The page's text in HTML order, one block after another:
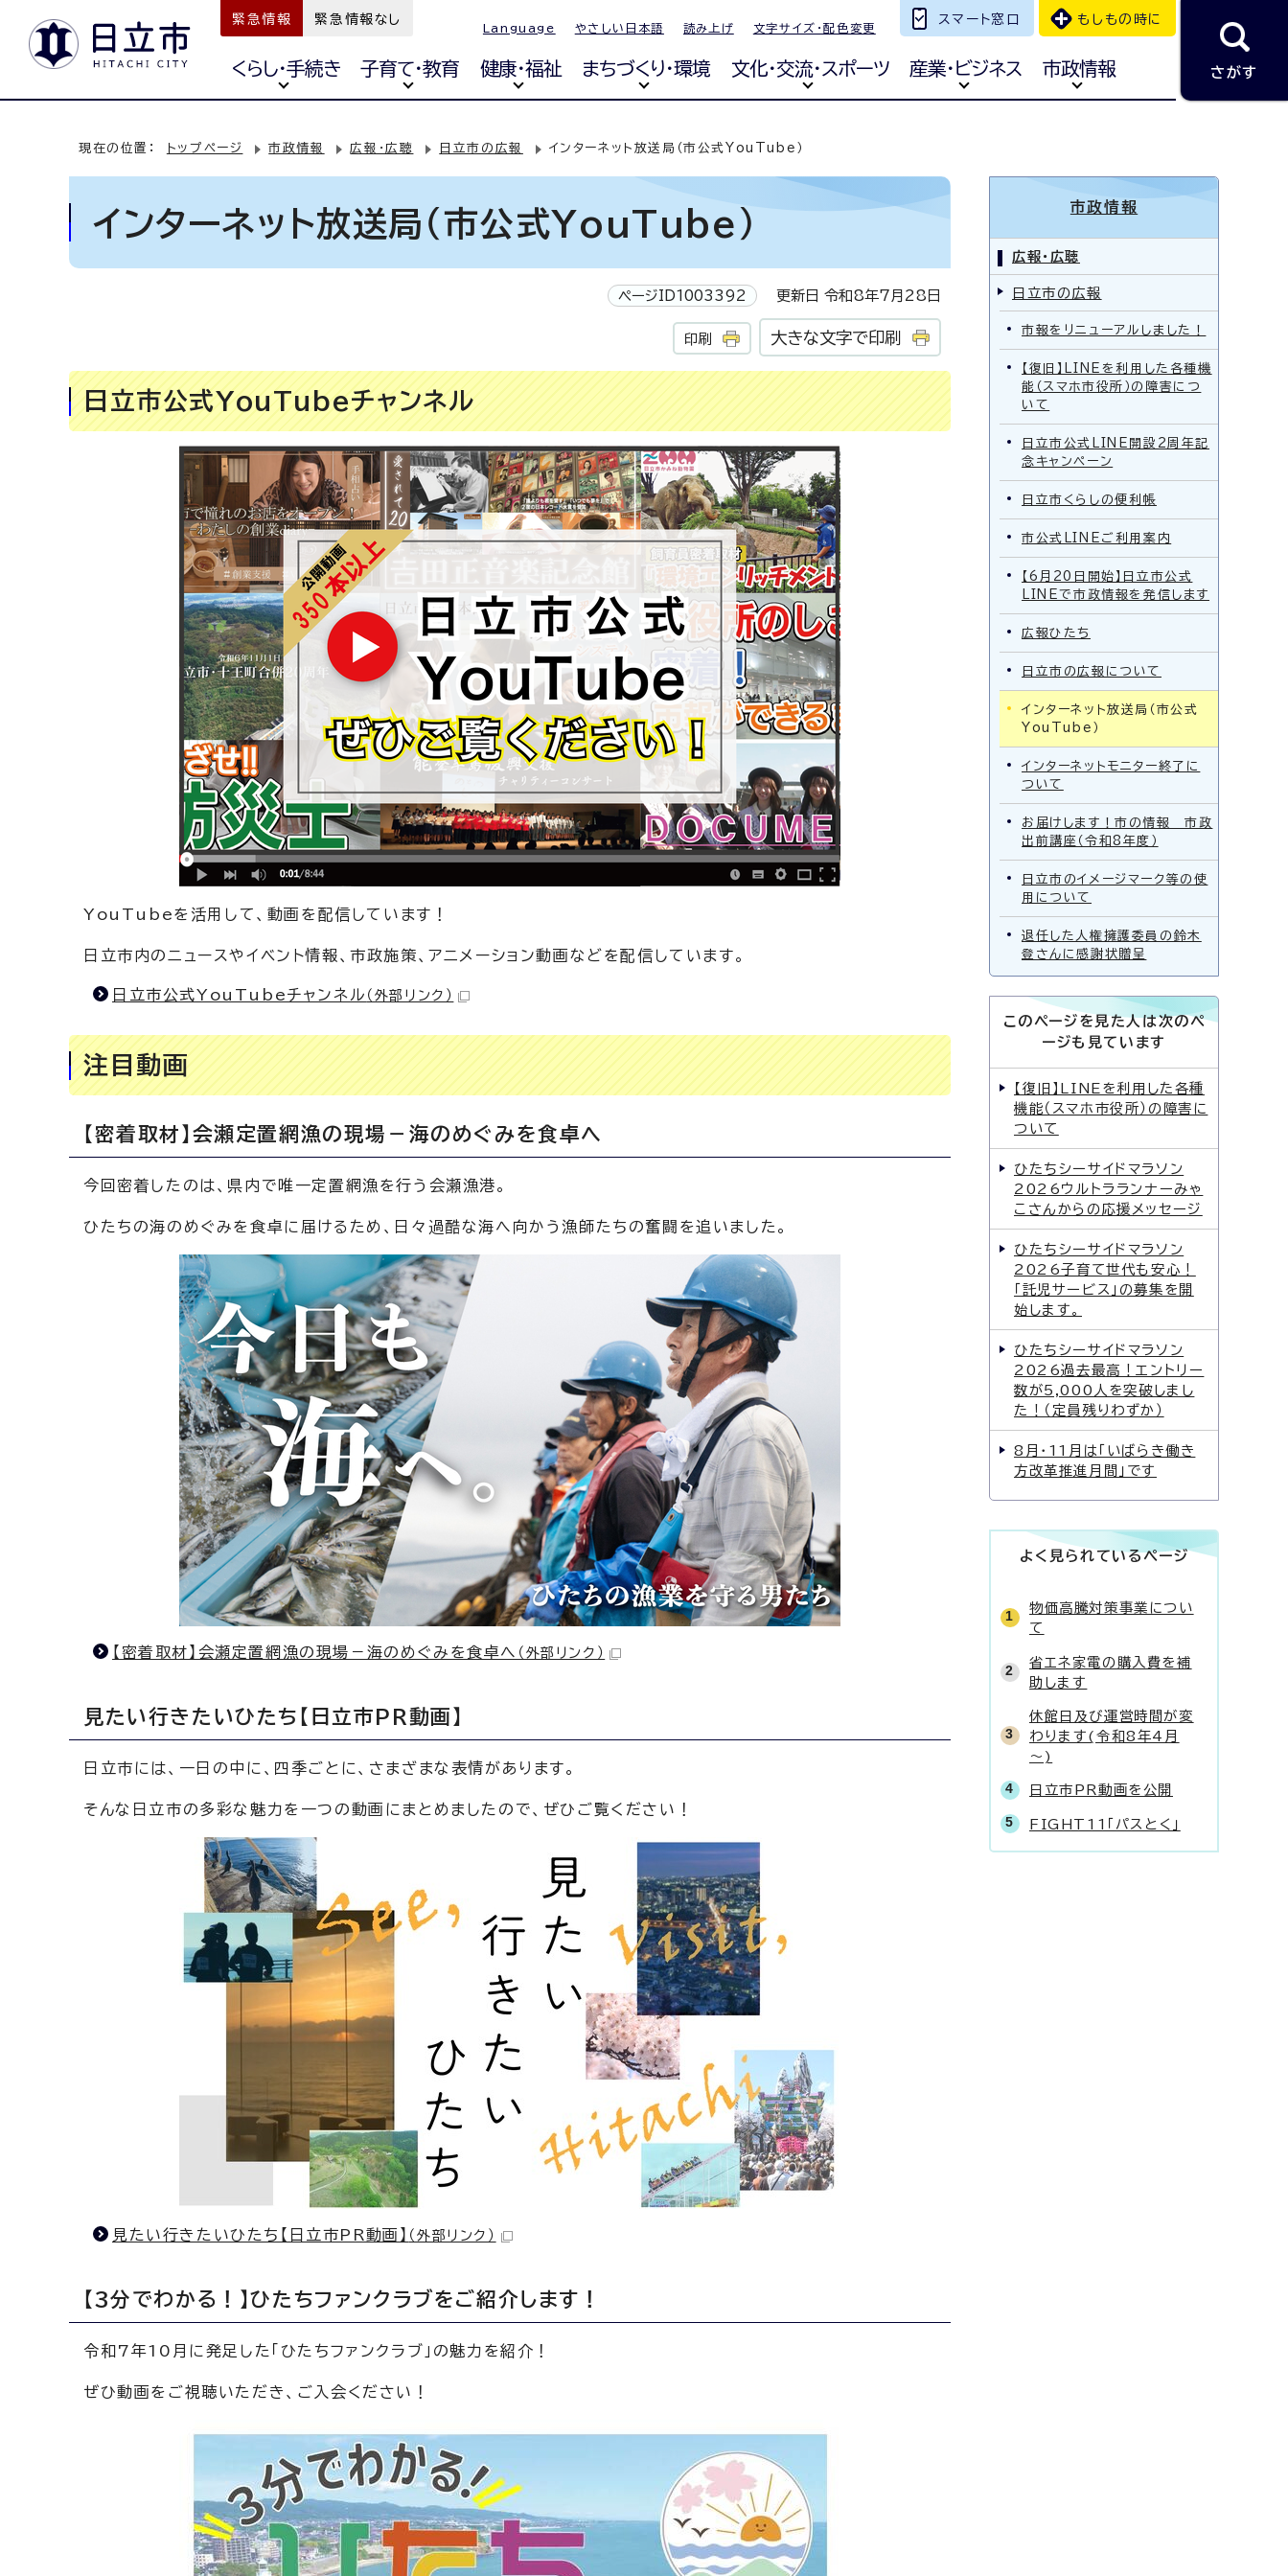
緊急情報 緊急情報なし
Language やさしい日本語 読み上げ 文字サイズ・配色変更
スマート窓口 もしもの時に
くらし・手続き 子育て・教育 健康・福祉 まちづくり・環境 文化・交流・スポーツ 産業・ビジネス 市政情報 さがす
現在の位置： トップページ 市政情報 広報・広聴 日立市の広報 インターネット放送局（市公式YouTube）
インターネット放送局（市公式YouTube）
ページID1003392 更新日 令和8年7月28日
印刷 大きな文字で印刷
日立市公式YouTubeチャンネル
YouTubeを活用して、動画を配信しています！
日立市内のニュースやイベント情報、市政施策、アニメーション動画などを配信しています。
日立市公式YouTubeチャンネル （外部リンク）
注目動画
【密着取材】会瀬定置網漁の現場－海のめぐみを食卓へ
今回密着したのは、県内で唯一定置網漁を行う会瀬漁港。
ひたちの海のめぐみを食卓に届けるため、日々過酷な海へ向かう漁師たちの奮闘を追いました。
【密着取材】会瀬定置網漁の現場－海のめぐみを食卓へ （外部リンク）
見たい行きたいひたち【日立市PR動画】
日立市には、一日の中に、四季ごとに、さまざまな表情があります。
そんな日立市の多彩な魅力を一つの動画にまとめましたので、ぜひご覧ください！
見たい行きたいひたち【日立市PR動画】 （外部リンク）
【3分でわかる！】ひたちファンクラブをご紹介します！
令和7年10月に発足した「ひたちファンクラブ」の魅力を紹介！
ぜひ動画をご視聴いただき、ご入会ください！
市政情報
広報・広聴
日立市の広報
市報をリニューアルしました！
【復旧】LINEを利用した各種機
能（スマホ市役所）の障害につ
いて
日立市公式LINE開設2周年記
念キャンペーン
日立市くらしの便利帳
市公式LINEご利用案内
【6月20日開始】日立市公式
LINEで市政情報を発信します
広報ひたち
日立市の広報について
インターネット放送局（市公式
YouTube）
インターネットモニター終了に
ついて
お届けします！市の情報 市政
出前講座（令和8年度）
日立市のイメージマーク等の使
用について
退任した人権擁護委員の鈴木
登さんに感謝状贈呈
このページを見た人は次のペ
ージも見ています
【復旧】LINEを利用した各種
機能（スマホ市役所）の障害に
ついて
ひたちシーサイドマラソン
2026ウルトラランナーみゃ
こさんからの応援メッセージ
ひたちシーサイドマラソン
2026子育て世代も安心！
「託児サービス」の募集を開
始します。
ひたちシーサイドマラソン
2026過去最高！エントリー
数が5,000人を突破しまし
た！（定員残りわずか）
8月・11月は「いばらき働き
方改革推進月間」です
よく見られているページ
物価高騰対策事業につい
て
省エネ家電の購入費を補
助します
休館日及び運営時間が変
わります(令和8年4月
～)
日立市PR動画を公開
FIGHT11「パスとく」